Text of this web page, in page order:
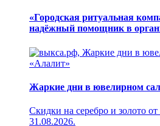
«Городская ритуальная
надёжный помощник в
Жаркие дни в ювелирном
Скидки на серебро и золото
31.08.2026.